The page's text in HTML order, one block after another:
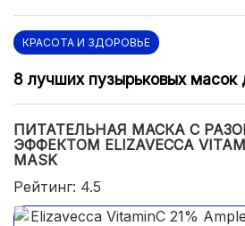
КРАСОТА И ЗДОРОВЬЕ
8 лучших пузырьковых масок
ПИТАТЕЛЬНАЯ МАСКА С
ЭФФЕКТОМ ELIZAVECCA
MASK
Рейтинг: 4.5